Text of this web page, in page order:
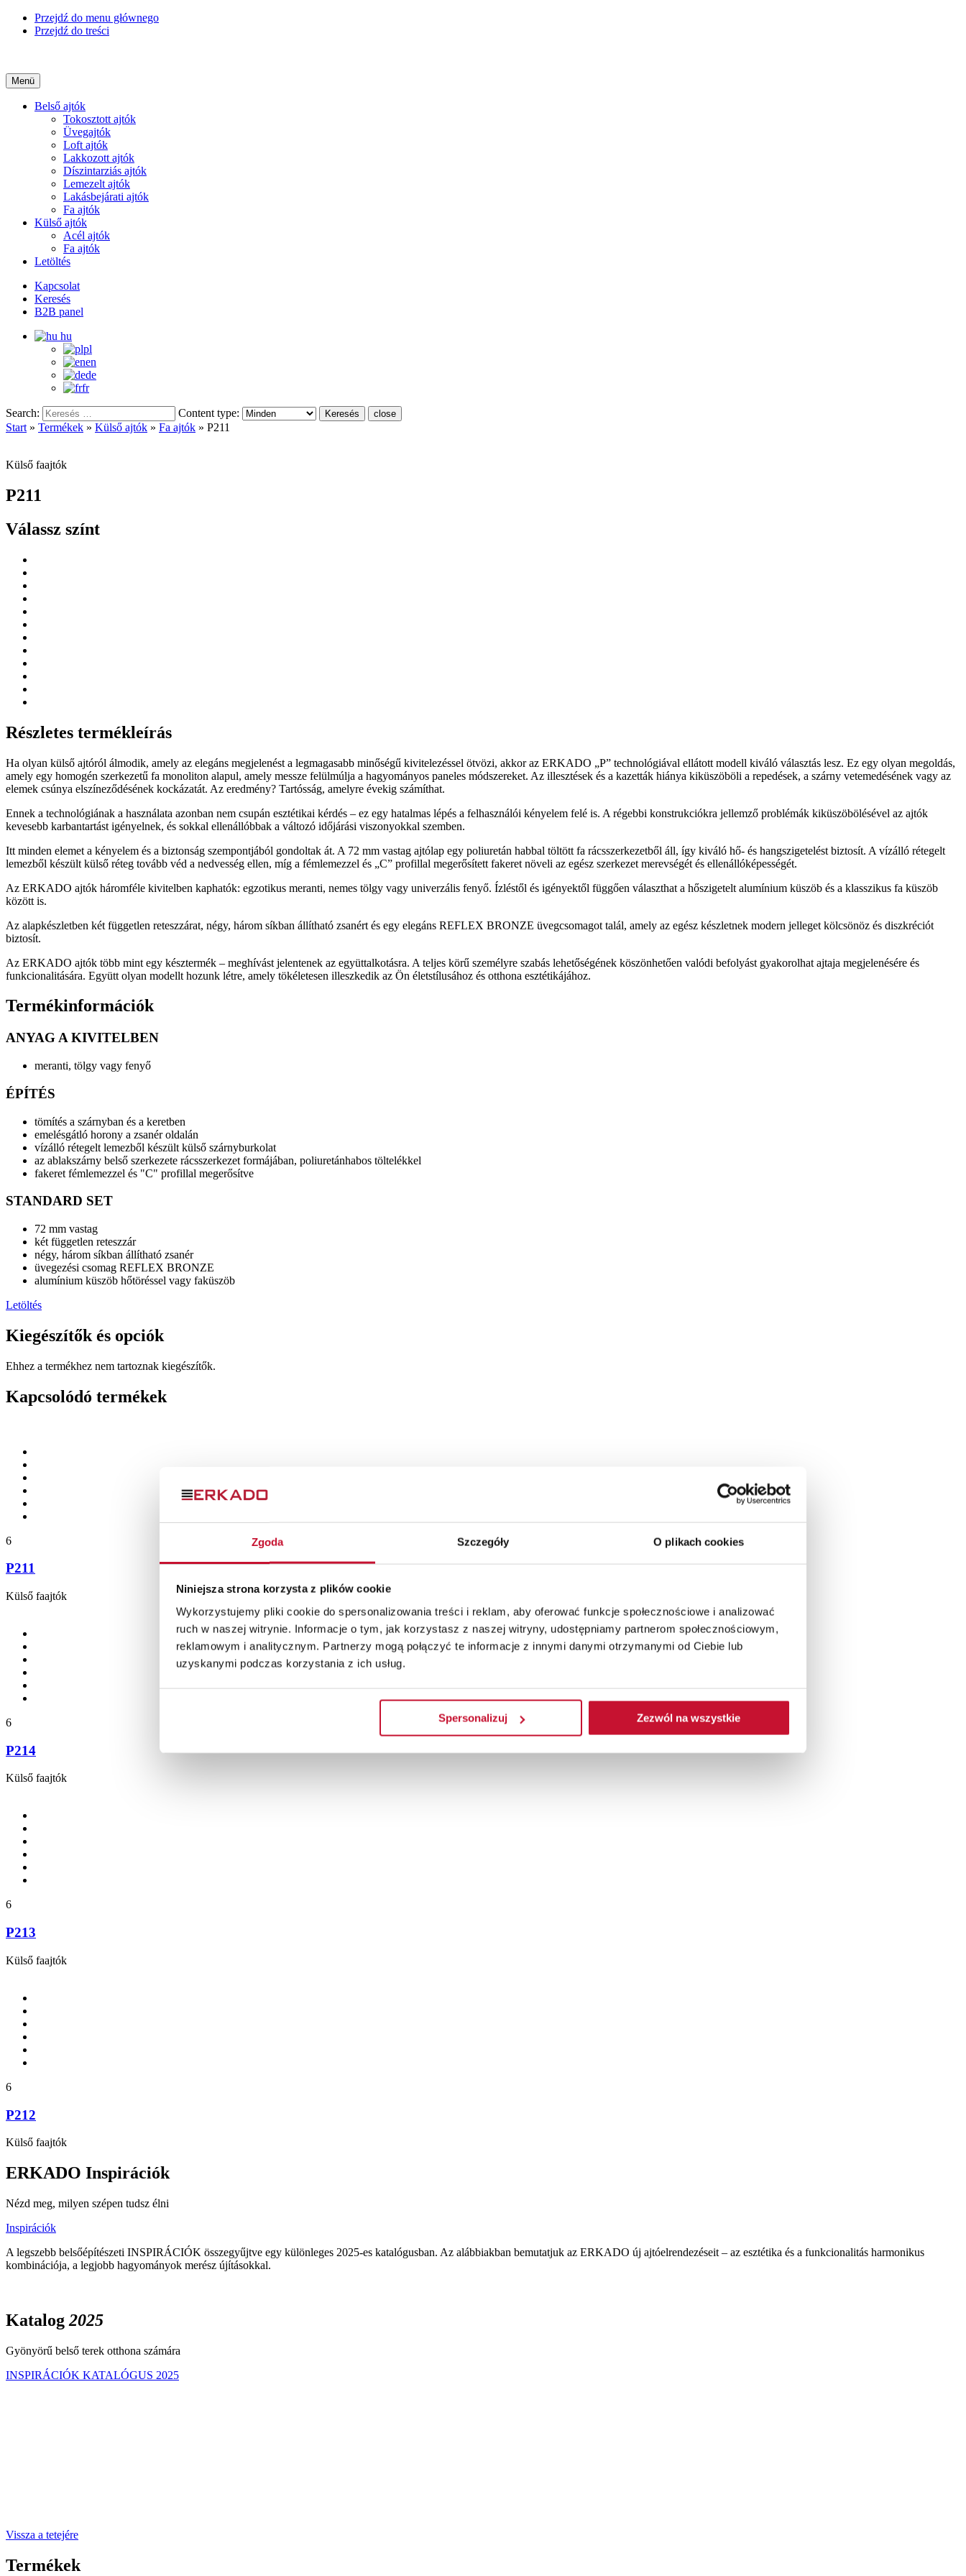
Zgoda Szczegóły O plikach cookies
Niniejsza strona korzysta z plików cookie
Wykorzystujemy pliki cookie do spersonalizowania treści i reklam, aby oferować funkcje społecznościowe i analizować
ruch w naszej witrynie. Informacje o tym, jak korzystasz z naszej witryny, udostępniamy partnerom społecznościowym,
reklamowym i analitycznym. Partnerzy mogą połączyć te informacje z innymi danymi otrzymanymi od Ciebie lub
uzyskanymi podczas korzystania z ich usług.
Spersonalizuj Zezwól na wszystkie
Przejdź do menu głównego
Przejdź do treści
Menü
Belső ajtók
Tokosztott ajtók
Üvegajtók
Loft ajtók
Lakkozott ajtók
Díszintarziás ajtók
Lemezelt ajtók
Lakásbejárati ajtók
Fa ajtók
Külső ajtók
Acél ajtók
Fa ajtók
Letöltés
Kapcsolat
Keresés
B2B panel
hu
pl
en
de
fr
Search: Content type: Keresés close
Start » Termékek » Külső ajtók » Fa ajtók » P211
Külső faajtók
P211
Válassz színt
Részletes termékleírás
Ha olyan külső ajtóról álmodik, amely az elegáns megjelenést a legmagasabb minőségű kivitelezéssel ötvözi, akkor az ERKADO „P” technológiával ellátott modell kiváló választás lesz. Ez egy olyan megoldás,
amely egy homogén szerkezetű fa monoliton alapul, amely messze felülmúlja a hagyományos paneles módszereket. Az illesztések és a kazetták hiánya kiküszöböli a repedések, a szárny vetemedésének vagy az
elemek csúnya elszíneződésének kockázatát. Az eredmény? Tartósság, amelyre évekig számíthat.
Ennek a technológiának a használata azonban nem csupán esztétikai kérdés – ez egy hatalmas lépés a felhasználói kényelem felé is. A régebbi konstrukciókra jellemző problémák kiküszöbölésével az ajtók
kevesebb karbantartást igényelnek, és sokkal ellenállóbbak a változó időjárási viszonyokkal szemben.
Itt minden elemet a kényelem és a biztonság szempontjából gondoltak át. A 72 mm vastag ajtólap egy poliuretán habbal töltött fa rácsszerkezetből áll, így kiváló hő- és hangszigetelést biztosít. A vízálló rétegelt
lemezből készült külső réteg tovább véd a nedvesség ellen, míg a fémlemezzel és „C” profillal megerősített fakeret növeli az egész szerkezet merevségét és ellenállóképességét.
Az ERKADO ajtók háromféle kivitelben kaphatók: egzotikus meranti, nemes tölgy vagy univerzális fenyő. Ízléstől és igényektől függően választhat a hőszigetelt alumínium küszöb és a klasszikus fa küszöb
között is.
Az alapkészletben két független reteszzárat, négy, három síkban állítható zsanért és egy elegáns REFLEX BRONZE üvegcsomagot talál, amely az egész készletnek modern jelleget kölcsönöz és diszkréciót
biztosít.
Az ERKADO ajtók több mint egy késztermék – meghívást jelentenek az együttalkotásra. A teljes körű személyre szabás lehetőségének köszönhetően valódi befolyást gyakorolhat ajtaja megjelenésére és
funkcionalitására. Együtt olyan modellt hozunk létre, amely tökéletesen illeszkedik az Ön életstílusához és otthona esztétikájához.
Termékinformációk
ANYAG A KIVITELBEN
meranti, tölgy vagy fenyő
ÉPÍTÉS
tömítés a szárnyban és a keretben
emelésgátló horony a zsanér oldalán
vízálló rétegelt lemezből készült külső szárnyburkolat
az ablakszárny belső szerkezete rácsszerkezet formájában, poliuretánhabos töltelékkel
fakeret fémlemezzel és "C" profillal megerősítve
STANDARD SET
72 mm vastag
két független reteszzár
négy, három síkban állítható zsanér
üvegezési csomag REFLEX BRONZE
alumínium küszöb hőtöréssel vagy faküszöb
Letöltés
Kiegészítők és opciók
Ehhez a termékhez nem tartoznak kiegészítők.
Kapcsolódó termékek
6
P211
Külső faajtók
6
P214
Külső faajtók
6
P213
Külső faajtók
6
P212
Külső faajtók
ERKADO Inspirációk
Nézd meg, milyen szépen tudsz élni
Inspirációk
A legszebb belsőépítészeti INSPIRÁCIÓK összegyűjtve egy különleges 2025-es katalógusban. Az alábbiakban bemutatjuk az ERKADO új ajtóelrendezéseit – az esztétika és a funkcionalitás harmonikus
kombinációja, a legjobb hagyományok merész újításokkal.
Katalog 2025
Gyönyörű belső terek otthona számára
INSPIRÁCIÓK KATALÓGUS 2025
Vissza a tetejére
Termékek